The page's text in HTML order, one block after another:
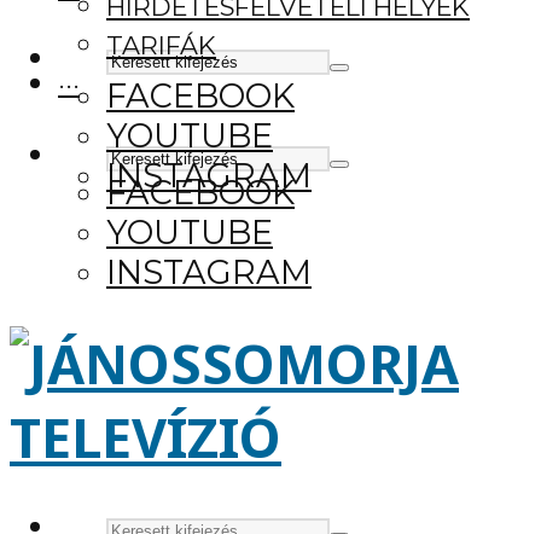
FACEBOOK
YOUTUBE
INSTAGRAM
HIRDETÉSFELVÉTELI HELYEK
TARIFÁK
···
FACEBOOK
YOUTUBE
INSTAGRAM